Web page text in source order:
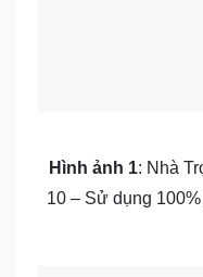
Hình ảnh 1: Nhà
10 – Sử dụng 100%